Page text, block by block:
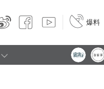
爆料